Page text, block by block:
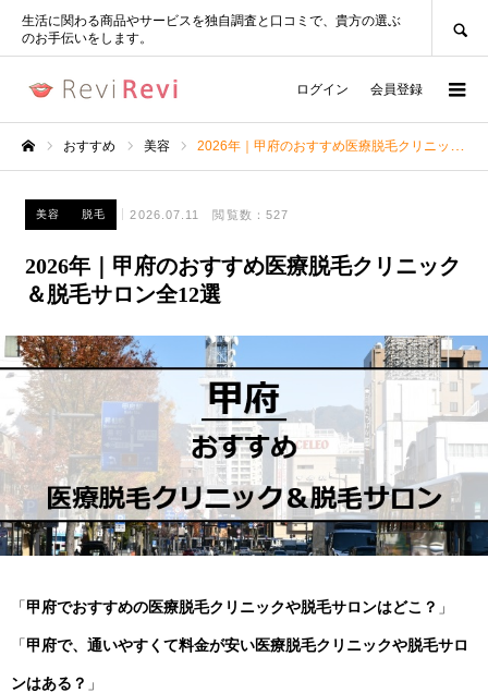
生活に関わる商品やサービスを独自調査と口コミで、貴方の選ぶ
のお手伝いをします。
ログイン 会員登録
おすすめ 美容 2026年｜甲府のおすすめ医療脱毛クリニック＆脱毛サロン全12選
美容 脱毛 2026.07.11 閲覧数：527
2026年｜甲府のおすすめ医療脱毛クリニック
＆脱毛サロン全12選
「甲府でおすすめの医療脱毛クリニックや脱毛サロンはどこ？ 」
「甲府で、通いやすくて料金が安い医療脱毛クリニックや脱毛サロ
ンはある？ 」